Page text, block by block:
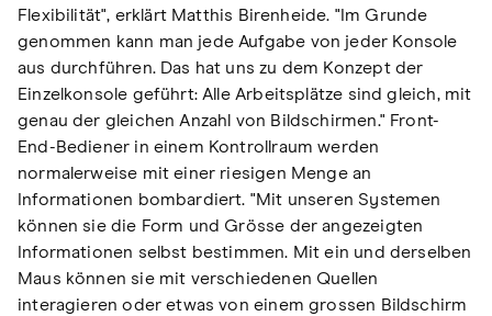
Flexibilität", erklärt Matthis Birenheide. "Im Grunde
genommen kann man jede Aufgabe von jeder Konsole
aus durchführen. Das hat uns zu dem Konzept der
Einzelkonsole geführt: Alle Arbeitsplätze sind gleich, mit
genau der gleichen Anzahl von Bildschirmen." Front-
End-Bediener in einem Kontrollraum werden
normalerweise mit einer riesigen Menge an
Informationen bombardiert. "Mit unseren Systemen
können sie die Form und Grösse der angezeigten
Informationen selbst bestimmen. Mit ein und derselben
Maus können sie mit verschiedenen Quellen
interagieren oder etwas von einem grossen Bildschirm